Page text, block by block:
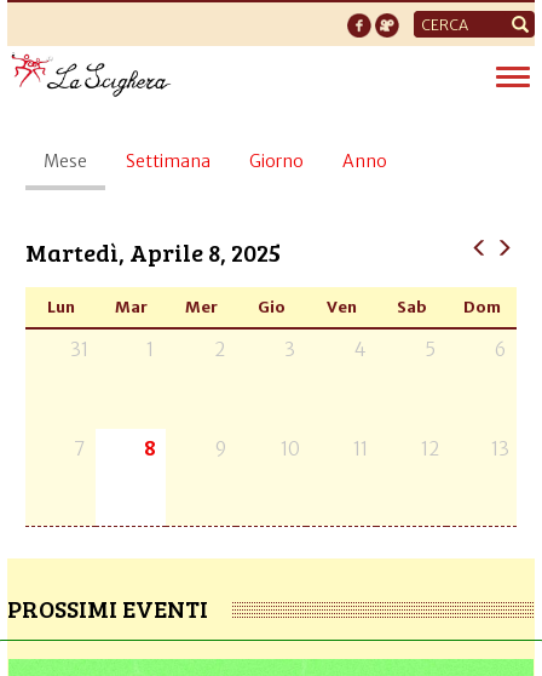
Form
di
ricerca
Schede
primarie
Mese (scheda
attiva)
Settimana Giorno Anno
Martedì, Aprile 8, 2025
Lun Mar Mer Gio Ven Sab Dom
31 1 2 3 4 5 6
7 8 9 10 11 12 13
PROSSIMI EVENTI